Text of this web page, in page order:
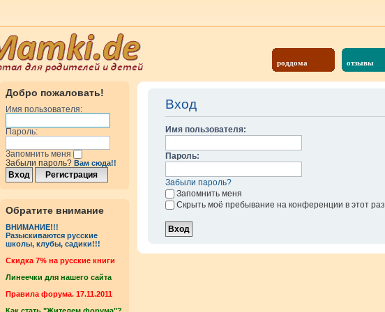
роддома отзывы
Добро пожаловать!
Имя пользователя:
Пароль:
Запомнить меня
Забыли пароль? Вам сюда!!
Обратите внимание
ВНИМАНИЕ!!!
Разыскиваются русские
школы, клубы, садики!!!
Cкидка 7% на русские книги
Линеечки для нашего сайта
Правила форума. 17.11.2011
Вход
Имя пользователя:
Пароль:
Забыли пароль?
Запомнить меня
Скрыть моё пребывание на конференции в этот раз